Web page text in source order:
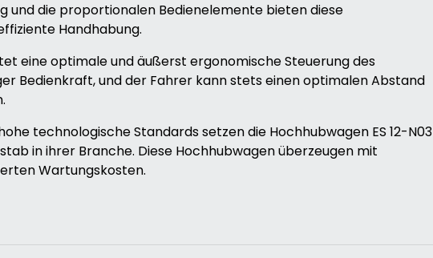
und die proportionalen Bedienelemente bieten diese
Handhabung.
eine optimale und äußerst ergonomische Steuerung des
Bedienkraft, und der Fahrer kann stets einen optimalen Abstand
technologische Standards setzen die Hochhubwagen ES 12-N03
in ihrer Branche. Diese Hochhubwagen überzeugen mit
Wartungskosten.